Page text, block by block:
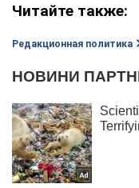
Читайте также:
Редакционная политика